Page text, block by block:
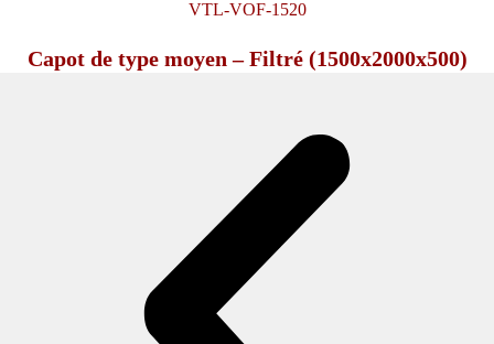
VTL-VOF-1520
Capot de type moyen – Filtré (1500x2000x500)